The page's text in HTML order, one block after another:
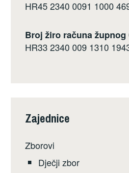
HR45 2340 0091 1000
Broj žiro računa župnog
HR33 2340 009 1310
Zajednice
Zborovi
Dječji zbor